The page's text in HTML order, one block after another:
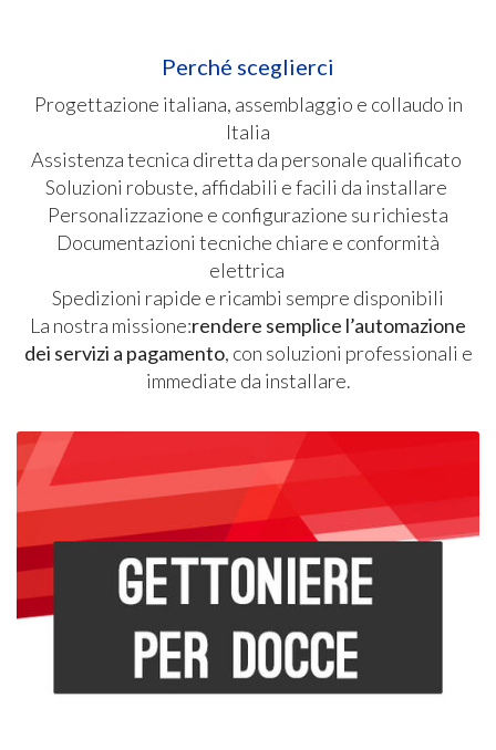
Perché sceglierci
Progettazione italiana, assemblaggio e collaudo in
Italia
Assistenza tecnica diretta da personale qualificato
Soluzioni robuste, affidabili e facili da installare
Personalizzazione e configurazione su richiesta
Documentazioni tecniche chiare e conformità
elettrica
Spedizioni rapide e ricambi sempre disponibili
La nostra missione:rendere semplice l’automazione
dei servizi a pagamento, con soluzioni professionali e
immediate da installare.